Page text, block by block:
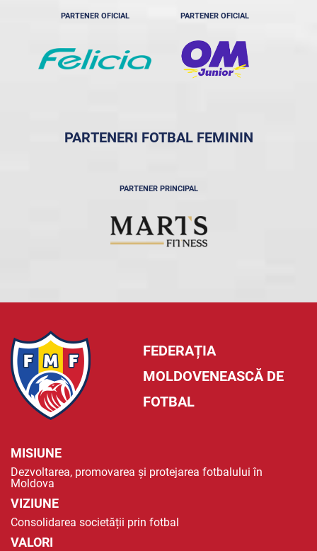
PARTENER OFICIAL PARTENER OFICIAL
PARTENERI FOTBAL FEMININ
PARTENER PRINCIPAL
FEDERAȚIA
MOLDOVENEASCĂ DE
FOTBAL
MISIUNE
Dezvoltarea, promovarea și protejarea fotbalului în
Moldova
VIZIUNE
Consolidarea societății prin fotbal
VALORI